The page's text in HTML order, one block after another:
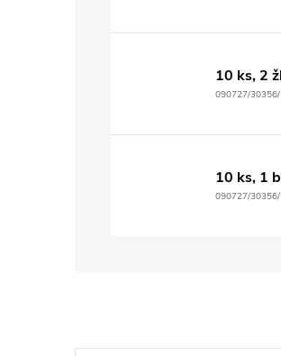
10 ks, 2
090727/
10 ks, 1
090727/